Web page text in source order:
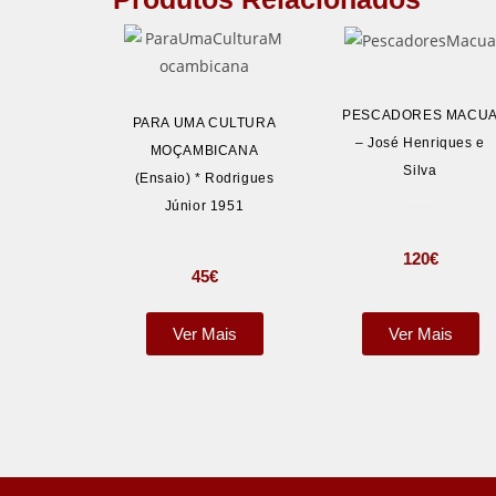
PARA UMA CULTURA
MOÇAMBICANA
(Ensaio) * Rodrigues
Júnior 1951
45€
Ver Mais
PESCADORES MACUA
– José Henriques e
Silva
120€
Ver Mais